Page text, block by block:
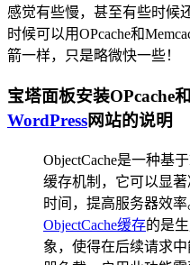
感觉有些慢，甚至有些时候
时候可以用OPcache和
箭一样，只是略微快一些！
宝塔面板安装OPcache
WordPress网站的说明
ObjectCache是一种基
缓存机制，它可以显
时间，提高服务器效
ObjectCache缓存的是
象，使得在后续请求